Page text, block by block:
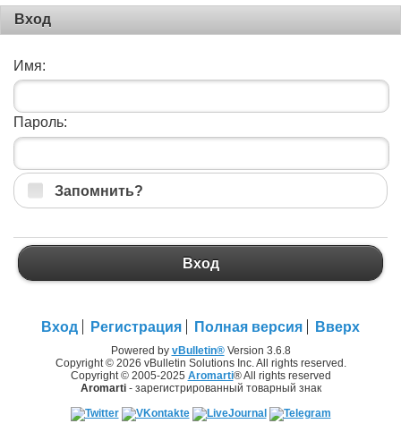
Вход
Имя:
Пароль:
Запомнить?
Вход
Вход Регистрация Полная версия Вверх
Powered by vBulletin®Version 3.6.8
Copyright © 2026 vBulletin Solutions Inc. All rights reserved.
Copyright © 2005-2025 Aromarti® All rights reserved
Aromarti- зарегистрированный товарный знак